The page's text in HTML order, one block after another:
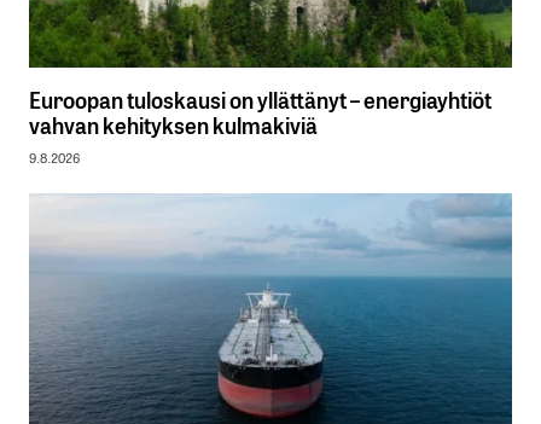
Euroopan tuloskausi on yllättänyt – energiayhtiöt
vahvan kehityksen kulmakiviä
9.8.2026